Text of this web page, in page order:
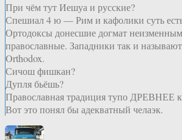
При чём тут Иешуа и русские?
Спешиал 4 ю — Рим и кафолики суть
Ортодоксы донесшие догмат
православные. Западники так и
Orthodox.
Сичош фишкан?
Дупля бьёшь?
Православная традиция тупо ДРЕВНЕЕ
Вот это понял бы адекватный челаэк.